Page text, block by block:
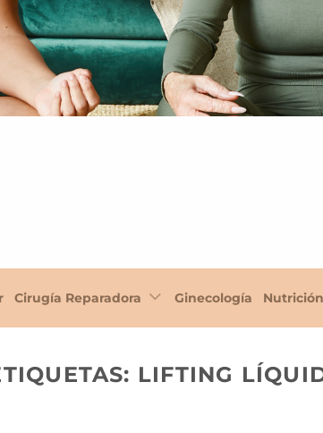
Cirugía Reparadora Ginecología Nutrición
LIFTING